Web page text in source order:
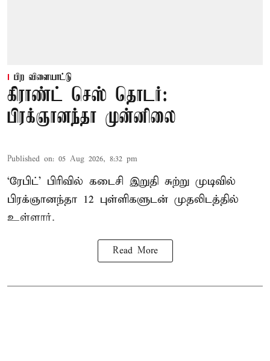
பிற விளையாட்டு
கிராண்ட் செஸ் தொடர்:
பிரக்ஞானந்தா முன்னிலை
Published on: 05 Aug 2026, 8:32 pm
‘ரேபிட்’ பிரிவில் கடைசி இறுதி சுற்று முடிவில்
பிரக்ஞானந்தா 12 புள்ளிகளுடன் முதலிடத்தில்
உள்ளார்.
Read More